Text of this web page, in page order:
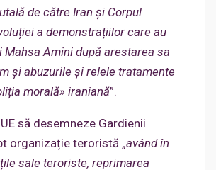
de către Iran și Corpul
a demonstrațiilor care au
Mahsa Amini după arestarea sa
și abuzurile și relele tratamente
morală» iraniană”.
să desemneze Gardienii
organizație teroristă „având în
sale teroriste, reprimarea